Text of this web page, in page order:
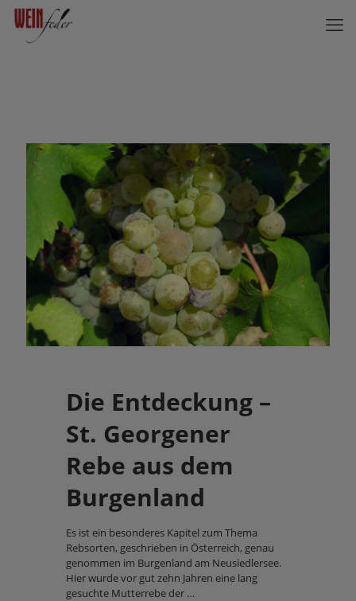
Die Entdeckung –
St. Georgener
Rebe aus dem
Burgenland
Es ist ein besonderes Kapitel zum Thema
Rebsorten, geschrieben in Österreich, genau
genommen im Burgenland am Neusiedlersee.
Hier wurde vor gut zehn Jahren eine lang
gesuchte Mutterrebe der …